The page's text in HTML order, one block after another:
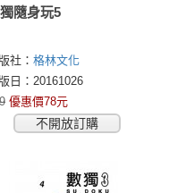
隨身玩5
社： 格林文化
日：20161026
優惠價78元
不開放訂購